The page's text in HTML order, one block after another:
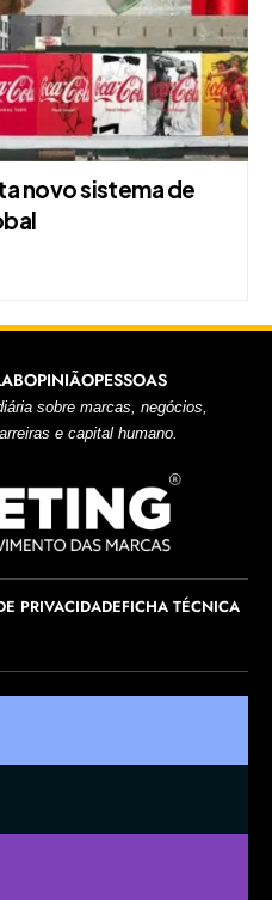
novo sistema de
OPINIÃOPESSOAS
sobre marcas, negócios,
e capital humano.
PRIVACIDADEFICHA TÉCNICA